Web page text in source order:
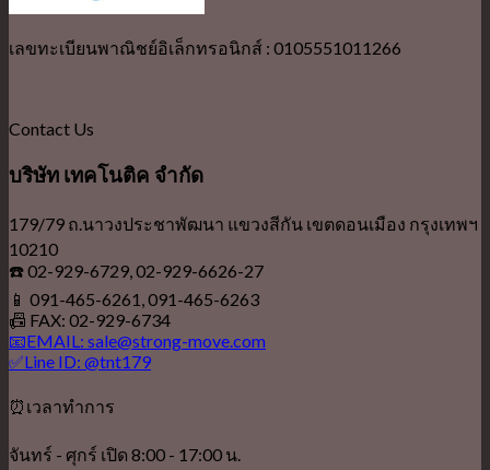
เลขทะเบียนพาณิชย์อิเล็กทรอนิกส์ : 0105551011266
Contact Us
บริษัท เทคโนติค จำกัด
179/79 ถ.นาวงประชาพัฒนา แขวงสีกัน เขตดอนเมือง กรุงเทพฯ
10210
☎️ 02-929-6729, 02-929-6626-27
📱 091-465-6261, 091-465-6263
📠 FAX: 02-929-6734
📧EMAIL: sale@strong-move.com
✅Line ID: @tnt179
⏰เวลาทำการ
จันทร์ - ศุกร์ เปิด 8:00 - 17:00 น.